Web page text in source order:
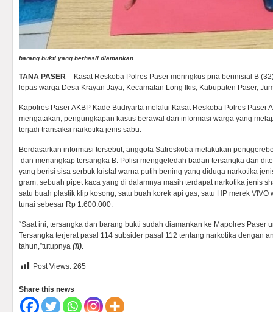
barang bukti yang berhasil diamankan
TANA PASER – Kasat Reskoba Polres Paser meringkus pria berinisial B
lepas warga Desa Krayan Jaya, Kecamatan Long Ikis, Kabupaten Paser,
Kapolres Paser AKBP Kade Budiyarta melalui Kasat Reskoba Polres Paser
mengatakan, pengungkapan kasus berawal dari informasi warga yang
terjadi transaksi narkotika jenis sabu.
Berdasarkan informasi tersebut, anggota Satreskoba melakukan
dan menangkap tersangka B. Polisi menggeledah badan tersangka dan
yang berisi sisa serbuk kristal warna putih bening yang diduga narkotika
gram, sebuah pipet kaca yang di dalamnya masih terdapat narkotika jenis
satu buah plastik klip kosong, satu buah korek api gas, satu HP merek
tunai sebesar Rp 1.600.000.
“Saat ini, tersangka dan barang bukti sudah diamankan ke Mapolres Paser
Tersangka terjerat pasal 114 subsider pasal 112 tentang narkotika dengan
tahun,”tutupnya (fi).
Post Views: 265
Share this news